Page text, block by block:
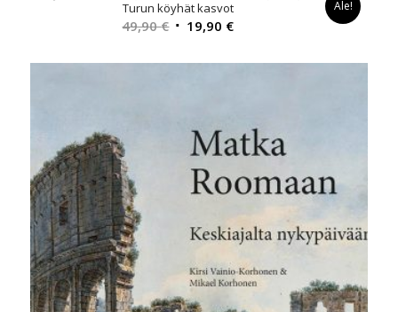
Turun köyhät kasvot
49,90€ Alkuperäinen
oli:
19,90 €Nykyinen
on:
Ale!